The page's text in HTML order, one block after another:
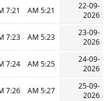
22-09-
2026
5:21 AM
7:21 AM
23-09-
2026
5:23 AM
7:23 AM
24-09-
2026
5:25 AM
7:24 AM
25-09-
2026
5:27 AM
7:26 AM